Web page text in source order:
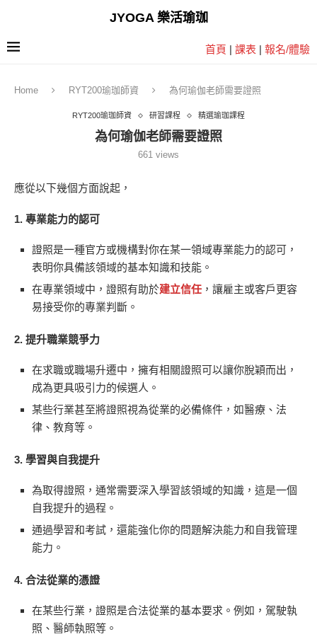
JYOGA 樂活瑜珈
首頁 | 課表 | 報名/體驗
Home RYT200瑜珈師資 為何瑜伽老師需要證照
RYT200瑜珈師資 研習課程 精選瑜珈課程
為何瑜伽老師需要證照
661 views
應從以下幾個方面說起，
1. 專業能力的認可
證照是一種官方或機構對你在某一領域專業能力的認可，
表明你具備該領域的基本知識和技能。
在專業領域中，證照有助於建立信任 ，讓雇主或客戶更容
易接受你的專業判斷。
2. 提升職業競爭力
在求職或職場升遷中，擁有相關證照可以讓你脫穎而出，
成為更具吸引力的候選人。
某些行業甚至將證照視為從業的必備條件，如醫療、法
律、教育等。
3. 學習與自我提升
為取得證照，通常需要深入學習該領域的知識，這是一個
自我提升的過程。
通過學習和考試，還能強化你的問題解決能力和自我管理
能力。
4. 合法從業的憑證
在某些行業，證照是合法從業的基本要求。例如，駕駛執
照、醫師執照等。